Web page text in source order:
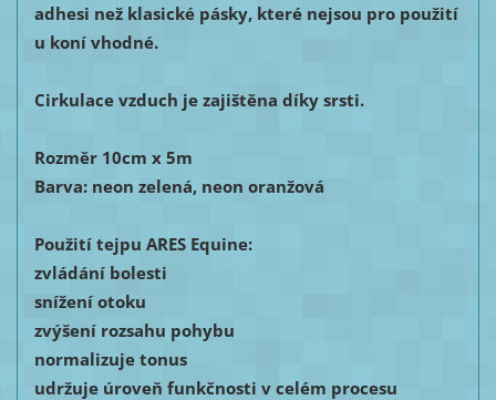
adhesi než klasické pásky, které nejsou pro použití
u koní vhodné.
Cirkulace vzduch je zajištěna díky srsti.
Rozměr 10cm x 5m
Barva: neon zelená, neon oranžová
Použití tejpu ARES Equine:
zvládání bolesti
snížení otoku
zvýšení rozsahu pohybu
normalizuje tonus
udržuje úroveň funkčnosti v celém procesu